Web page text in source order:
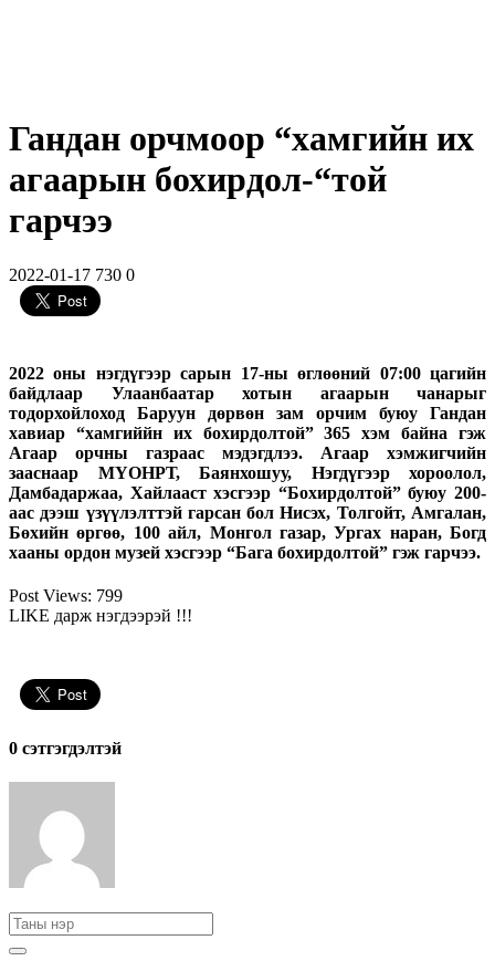
Гандан орчмоор “хамгийн их
агаарын бохирдол-“той
гарчээ
2022-01-17 730 0
2022 оны нэгдүгээр сарын 17-ны өглөөний 07:00 цагийн
байдлаар Улаанбаатар хотын агаарын чанарыг
тодорхойлоход Баруун дөрвөн зам орчим буюу Гандан
хавиар “хамгиййн их бохирдолтой” 365 хэм байна гэж
Агаар орчны газраас мэдэгдлээ. Агаар хэмжигчийн
зааснаар МҮОНРТ, Баянхошуу, Нэгдүгээр хороолол,
Дамбадаржаа, Хайлааст хэсгээр “Бохирдолтой” буюу 200-
аас дээш үзүүлэлттэй гарсан бол Нисэх, Толгойт, Амгалан,
Бөхийн өргөө, 100 айл, Монгол газар, Ургах наран, Богд
хааны ордон музей хэсгээр “Бага бохирдолтой” гэж гарчээ.
Post Views: 799
LIKE дарж нэгдээрэй !!!
0 cэтгэгдэлтэй